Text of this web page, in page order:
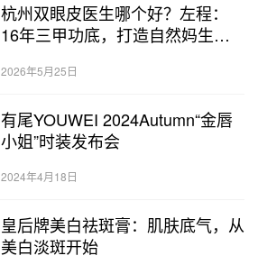
杭州双眼皮医生哪个好？左程：
16年三甲功底，打造自然妈生感
2026年5月25日
有尾YOUWEI 2024Autumn“金唇
小姐”时装发布会
2024年4月18日
皇后牌美白祛斑膏：肌肤底气，从
美白淡斑开始